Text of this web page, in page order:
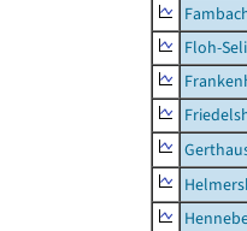
Floh-